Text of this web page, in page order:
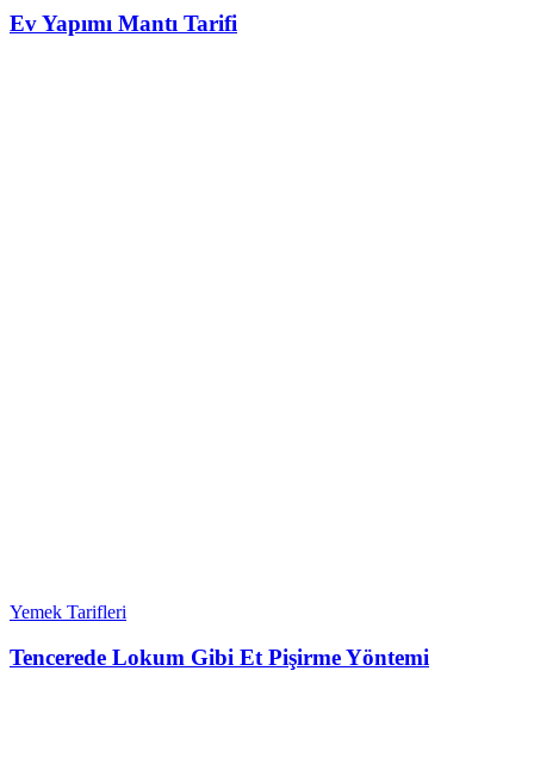
Ev Yapımı Mantı Tarifi
Yemek Tarifleri
Tencerede Lokum Gibi Et Pişirme Yöntemi